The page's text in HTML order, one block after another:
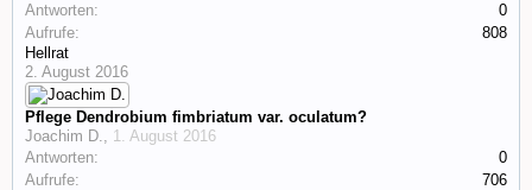
Antworten:
0
Aufrufe:
808
Hellrat
2. August 2016
Pflege Dendrobium fimbriatum var. oculatum?
Joachim D., 1. August 2016
Antworten:
0
Aufrufe:
706